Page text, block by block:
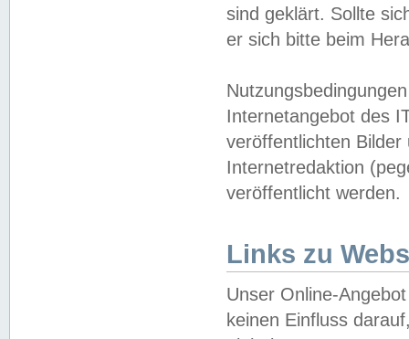
sind geklärt. Sollte
er sich bitte beim
Internetangebot des
veröffentlichten
Internetredaktion
veröffentlicht werden.
Links zu
Unser Online-
keinen Einfluss